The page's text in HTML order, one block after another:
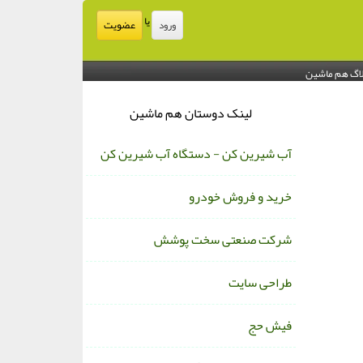
ورود یا عضویت
هم ماشین
لینک دوستان هم ماشین
آب شیرین کن - دستگاه آب شیرین کن
خرید و فروش خودرو
شرکت صنعتی سخت پوشش
طراحی سایت
فیش حج